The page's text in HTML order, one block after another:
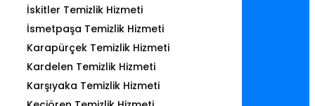
İskitler Temizlik Hizmeti
İsmetpaşa Temizlik Hizmeti
Karapürçek Temizlik Hizmeti
Kardelen Temizlik Hizmeti
Karşıyaka Temizlik Hizmeti